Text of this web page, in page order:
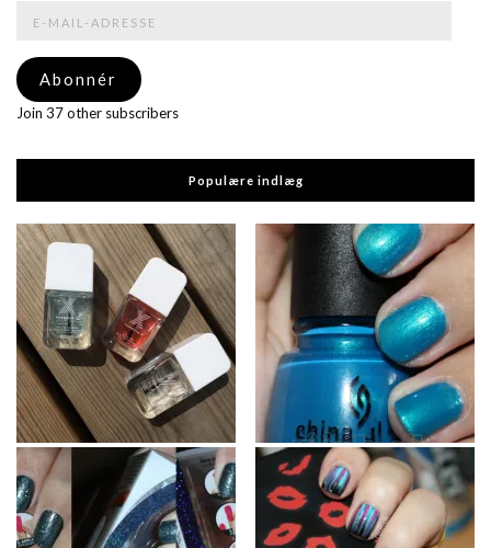
adresse
Abonnér
Join 37 other subscribers
Populære indlæg